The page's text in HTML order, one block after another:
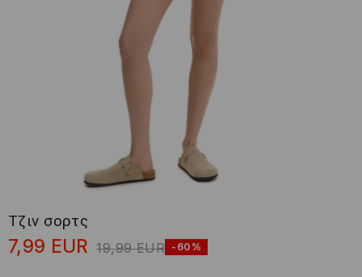
Τζιν σορτς
7,99 EUR 19,99 EUR -60%